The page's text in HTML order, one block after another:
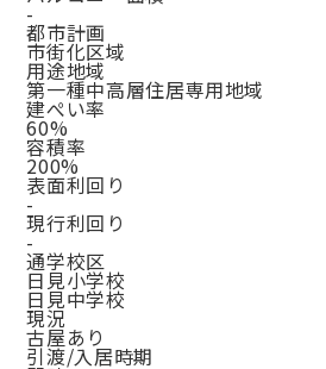
-
都市計画
市街化区域
用途地域
第一種中高層住居専用地域
建ぺい率
60%
容積率
200%
表面利回り
-
現行利回り
-
通学校区
日見小学校
日見中学校
現況
古屋あり
引渡/入居時期